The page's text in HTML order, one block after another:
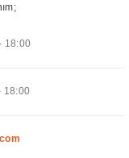
18:00
18:00